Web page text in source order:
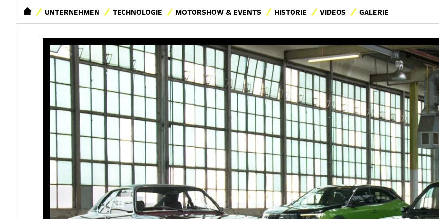
STARTSEITEUNTERNEHMEN TECHNOLOGIE MOTORSHOW & EVENTS HISTORIE VIDEOS GALERIE